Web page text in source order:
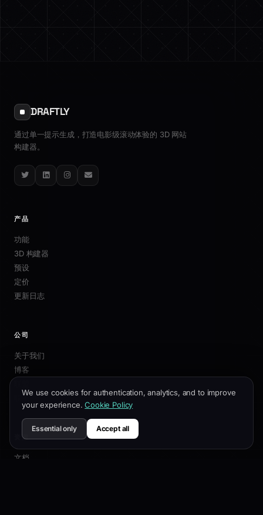
DRAFTLY
通过单一提示生成，打造电影级滚动体验的 3D 网站
构建器。
TwitterLinkedInInstagram
Email
产品
功能
3D 构建器
预设
定价
更新日志
公司
关于我们
博客
联系我们
资源
文档
We use cookies for authentication, analytics, and to improve
your experience. Cookie Policy
Essential only Accept all